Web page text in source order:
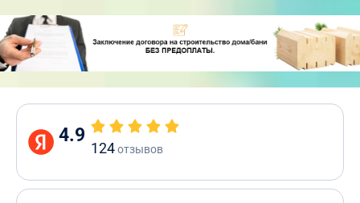
4.9
124отзывов